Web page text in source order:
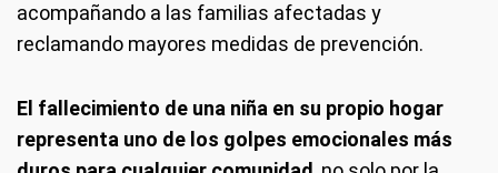
acompañando a las familias afectadas y
reclamando mayores medidas de prevención.
El fallecimiento de una niña en su propio hogar
representa uno de los golpes emocionales más